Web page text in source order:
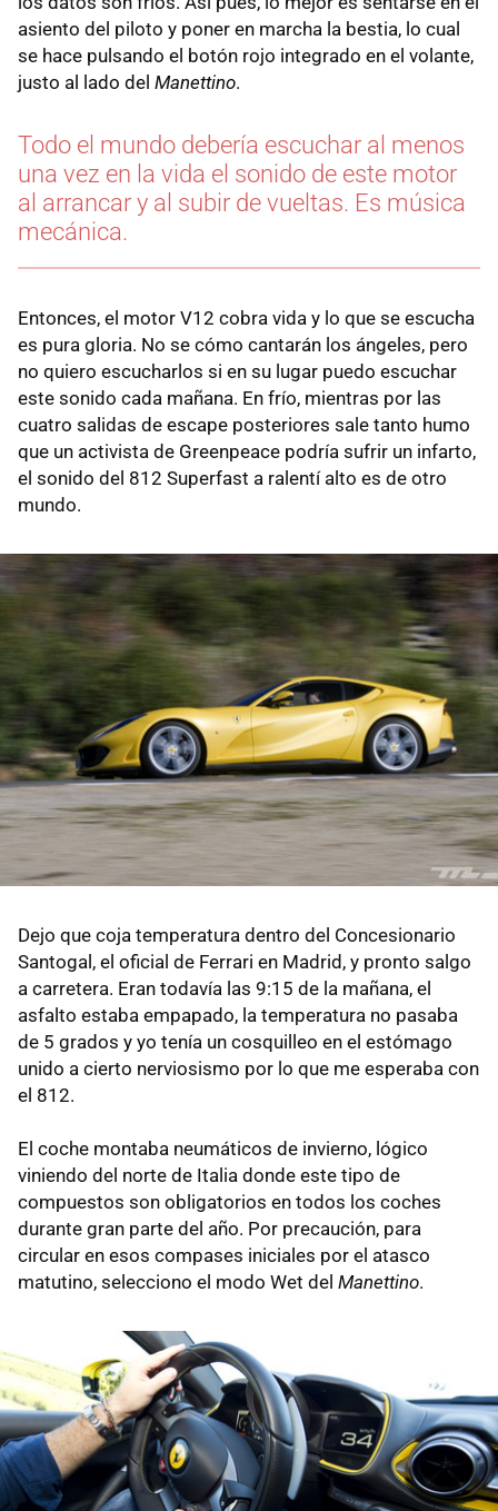
asiento del piloto y poner en marcha la bestia, lo cual
se hace pulsando el botón rojo integrado en el volante,
justo al lado del Manettino.
Todo el mundo debería escuchar al menos
una vez en la vida el sonido de este motor
al arrancar y al subir de vueltas. Es música
mecánica.
Entonces, el motor V12 cobra vida y lo que se escucha
es pura gloria. No se cómo cantarán los ángeles, pero
no quiero escucharlos si en su lugar puedo escuchar
este sonido cada mañana. En frío, mientras por las
cuatro salidas de escape posteriores sale tanto humo
que un activista de Greenpeace podría sufrir un infarto,
el sonido del 812 Superfast a ralentí alto es de otro
mundo.
Dejo que coja temperatura dentro del Concesionario
Santogal, el oficial de Ferrari en Madrid, y pronto salgo
a carretera. Eran todavía las 9:15 de la mañana, el
asfalto estaba empapado, la temperatura no pasaba
de 5 grados y yo tenía un cosquilleo en el estómago
unido a cierto nerviosismo por lo que me esperaba con
el 812.
El coche montaba neumáticos de invierno, lógico
viniendo del norte de Italia donde este tipo de
compuestos son obligatorios en todos los coches
durante gran parte del año. Por precaución, para
circular en esos compases iniciales por el atasco
matutino, selecciono el modo Wet del Manettino.